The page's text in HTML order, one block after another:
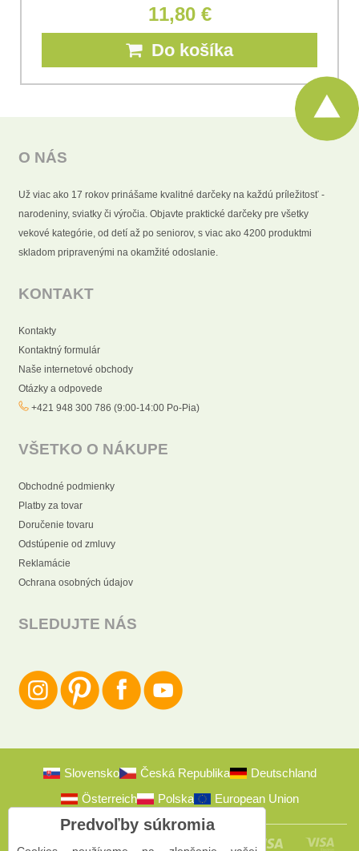
11,80 €
Do košíka
O NÁS
Už viac ako 17 rokov prinášame kvalitné darčeky na každú príležitosť -
narodeniny, sviatky či výročia. Objavte praktické darčeky pre všetky
vekové kategórie, od detí až po seniorov, s viac ako 4200 produktmi
skladom pripravenými na okamžité odoslanie.
KONTAKT
Kontakty
Kontaktný formulár
Naše internetové obchody
Otázky a odpovede
+421 948 300 786 (9:00-14:00 Po-Pia)
VŠETKO O NÁKUPE
Obchodné podmienky
Platby za tovar
Doručenie tovaru
Odstúpenie od zmluvy
Reklamácie
Ochrana osobných údajov
SLEDUJTE NÁS
Slovensko Česká Republika
Deutschland
Österreich
Polska European Union
Predvoľby súkromia